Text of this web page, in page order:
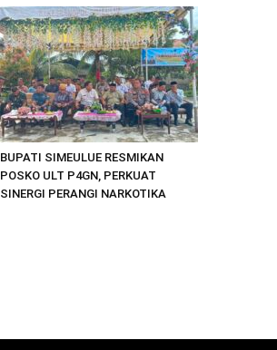
BUPATI SIMEULUE RESMIKAN
POSKO ULT P4GN, PERKUAT
SINERGI PERANGI NARKOTIKA